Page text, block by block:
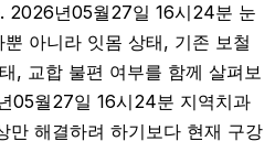
2026년05월27일 16시24분 눈
아니라 잇몸 상태, 기존 보철
, 교합 불편 여부를 함께 살펴보
05월27일 16시24분 지역치과
만 해결하려 하기보다 현재 구강